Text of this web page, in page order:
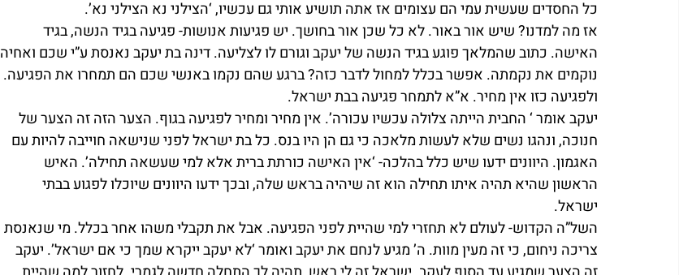
כל החסדים שעשית עמי הם עצומים אז אתה תושיע אותי גם עכשיו, ‘הצילני נא הצילני נא’.
אז מה למדנו? שיש אור באור. לא כל שכן אור בחושך. יש פגיעות אנושות- פגיעה בגיד הנשה, בגיד
האישה. כתוב שהמלאך פוגע בגיד הנשה של יעקב וגורם לו לצליעה. דינה בת יעקב נאנסת ע”י שכם ואחיה
נוקמים את נקמתה. אפשר בכלל למחול לדבר כזה? ברגע שהם נקמו באנשי שכם הם תמחרו את הפגיעה.
ולפגיעה כזו אין מחיר. א”א לתמחר פגיעה בבת ישראל.
יעקב אומר ‘ החבית הייתה צלולה עכשיו עכורה’. אין מחיר ומחיר לפגיעה בגוף. הצער הזה זה הצער של
חנוכה, ונהגו נשים שלא לעשות מלאכה כי גם הן היו בנס. כל בת ישראל לפני שנישאה חוייבה להיות עם
האגמון. היוונים ידעו שיש כלל בהלכה- ‘אין האישה כורתת ברית אלא למי שעשאה תחילה’. האיש
הראשון שהיא תהיה איתו תחילה הוא זה שיהיה בראש שלה, ובכך ידעו היוונים שיוכלו לפגוע בבתי
ישראל.
השל”ה הקדוש- לעולם לא תחזרי למי שהיית לפני הפגיעה. אבל את תקבלי משהו אחר בכלל. מי שנאנסת
צריכה ניחום, כי זה מעין מוות. ה’ מגיע לנחם את יעקב ואומר ‘לא יעקב ייקרא שמך כי אם ישראל’. יעקב